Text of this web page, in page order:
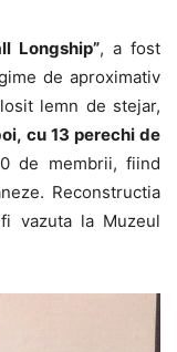
Longship”, a fost
de aproximativ
lemn de stejar,
cu 13 perechi de
de membrii, fiind
Reconstructia
vazuta la Muzeul